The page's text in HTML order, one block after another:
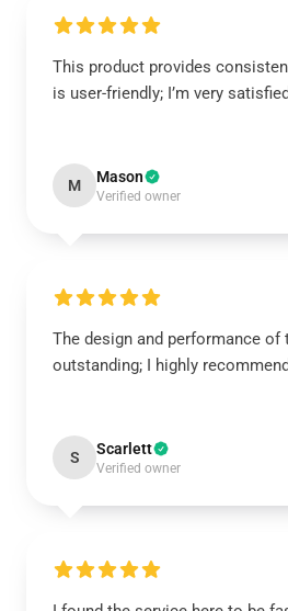
This product provides
is user-friendly; I’m very
M Mason
Verified owner
The design and performance of
outstanding; I highly
S Scarlett
Verified owner